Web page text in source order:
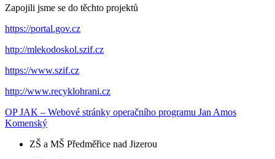
Zapojili jsme se do těchto projektů
https://portal.gov.cz
http://mlekodoskol.szif.cz
https://www.szif.cz
http://www.recyklohrani.cz
OP JAK – Webové stránky operačního programu Jan Amos
Komenský
ZŠ a MŠ Předměřice nad Jizerou